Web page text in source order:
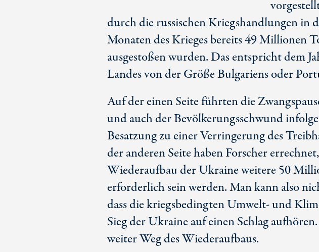
durch die russischen Kriegshandlungen in
Monaten des Krieges bereits 49 Millionen
ausgestoßen wurden. Das entspricht dem
Landes von der Größe Bulgariens oder
Auf der einen Seite führten die
und auch der Bevölkerungsschwund
Besatzung zu einer Verringerung des
der anderen Seite haben Forscher
Wiederaufbau der Ukraine weitere 50
erforderlich sein werden. Man kann also
dass die kriegsbedingten Umwelt- und
Sieg der Ukraine auf einen Schlag
weiter Weg des Wiederaufbaus.